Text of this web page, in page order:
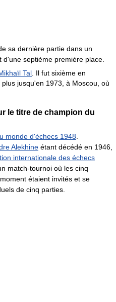
sa dernière partie dans un
septième première place.
Tal . Il fut sixième en
jusqu'en 1973, à Moscou, où
le titre de champion du
monde d'échecs 1948.
Alekhine étant décédé en 1946,
internationale des échecs
match-tournoi où les cinq
étaient invités et se
de cinq parties.